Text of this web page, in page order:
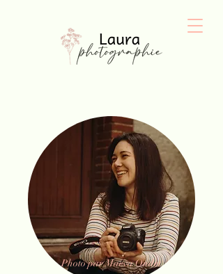
Photo par Maëva Ondet